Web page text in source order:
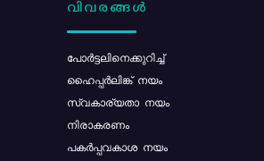
വിവരങ്ങൾ
പോര്‍ട്ടലിനെക്കുറിച്ച്
ഹൈപ്പർലിങ്ക് നയം
സ്വകാര്യതാ നയം
നിരാകരണം
പകർപ്പവകാശ നയം